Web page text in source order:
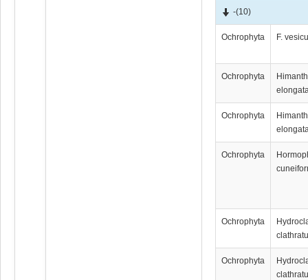
-(10)
Ochrophyta F.
Ochrophyta
Ochrophyta
Ochrophyta
Ochrophyta
Ochrophyta